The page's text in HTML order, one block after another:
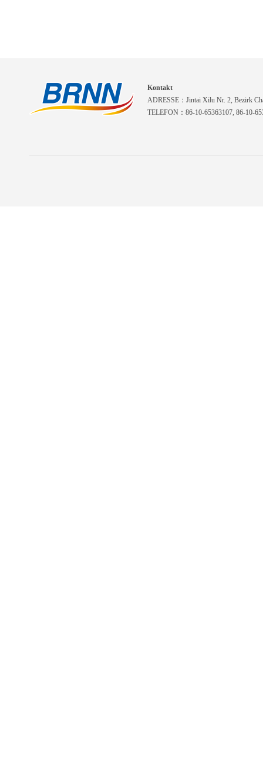
Kontakt
ADRESSE：Jintai Xilu Nr. 2, Bezirk
TELEFON：86-10-65363107, 86-10-